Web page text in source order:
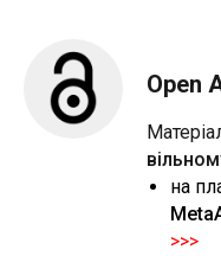
Open
на
>>>